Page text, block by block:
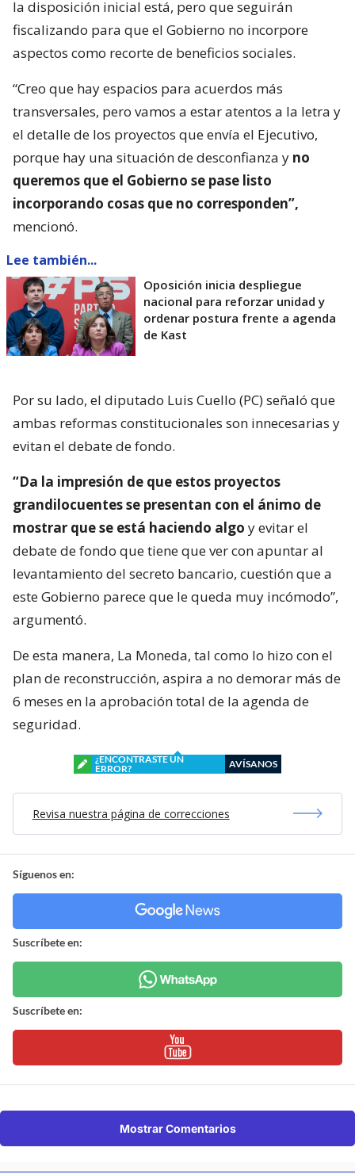
la disposición inicial está, pero que seguirán
fiscalizando para que el Gobierno no incorpore
aspectos como recorte de beneficios sociales.
“Creo que hay espacios para acuerdos más
transversales, pero vamos a estar atentos a la letra y
el detalle de los proyectos que envía el Ejecutivo,
porque hay una situación de desconfianza y no
queremos que el Gobierno se pase listo
incorporando cosas que no corresponden”,
mencionó.
Lee también...
Oposición inicia despliegue
nacional para reforzar unidad y
ordenar postura frente a agenda
de Kast
Por su lado, el diputado Luis Cuello (PC) señaló que
ambas reformas constitucionales son innecesarias y
evitan el debate de fondo.
“Da la impresión de que estos proyectos
grandilocuentes se presentan con el ánimo de
mostrar que se está haciendo algo y evitar el
debate de fondo que tiene que ver con apuntar al
levantamiento del secreto bancario, cuestión que a
este Gobierno parece que le queda muy incómodo”,
argumentó.
De esta manera, La Moneda, tal como lo hizo con el
plan de reconstrucción, aspira a no demorar más de
6 meses en la aprobación total de la agenda de
seguridad.
¿ENCONTRASTE UN
ERROR?
AVÍSANOS
Revisa nuestra página de correcciones
Síguenos en:
Suscríbete en:
Suscríbete en:
Mostrar Comentarios